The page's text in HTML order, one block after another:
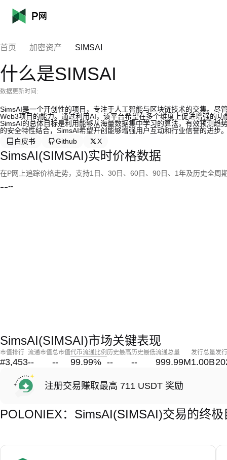
首页 加密资产 SIMSAI
什么是SIMSAI
数据更新时间:
SimsAI是一个开创性的项目，专注于人工智能与区块链技术的交集。
Web3项目的能力。通过利用AI，该平台希望在多个维度上促进增强的
SimsAI的总体目标是利用能够从海量数据集中学习的算法，有效预测
的安全特性结合，SimsAI希望开创能够增强用户互动和行业信誉的进步
白皮书
Github X
SimsAI(SIMSAI)实时价格数据
在P网上追踪价格走势，支持1日、30日、60日、90日、1年及历史全周
----
SimsAI(SIMSAI)市场关键表现
市值排行
#3,453
流通市值
--
总市值
--
代币流通比例
99.99%
历史最高
--
历史最低
--
流通总量
999.99M
发行总量
1.00B
发
注册交易赚取最高 711 USDT 奖励
POLONIEX：SimsAI(SIMSAI)交易的终极